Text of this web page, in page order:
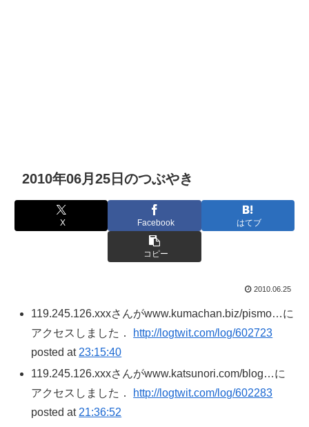
2010年06月25日のつぶやき
X Facebook はてブ
コピー
2010.06.25
119.245.126.xxxさんがwww.kumachan.biz/pismo…に
アクセスしました．
http://logtwit.com/log/602723
posted at 23:15:40
119.245.126.xxxさんがwww.katsunori.com/blog…に
アクセスしました．
http://logtwit.com/log/602283
posted at 21:36:52